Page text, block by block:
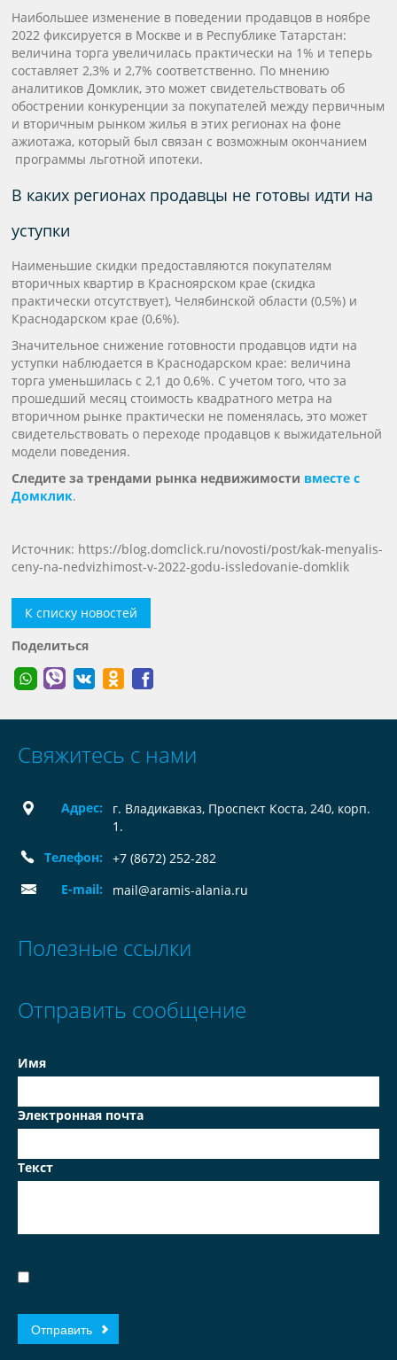
Наибольшее изменение в поведении продавцов в ноябре
2022 фиксируется в Москве и в Республике Татарстан:
величина торга увеличилась практически на 1% и теперь
составляет 2,3% и 2,7% соответственно. По мнению
аналитиков Домклик, это может свидетельствовать об
обострении конкуренции за покупателей между первичным
и вторичным рынком жилья в этих регионах на фоне
ажиотажа, который был связан с возможным окончанием
программы льготной ипотеки.
В каких регионах продавцы не готовы идти на
уступки
Наименьшие скидки предоставляются покупателям
вторичных квартир в Красноярском крае (скидка
практически отсутствует), Челябинской области (0,5%) и
Краснодарском крае (0,6%).
Значительное снижение готовности продавцов идти на
уступки наблюдается в Краснодарском крае: величина
торга уменьшилась с 2,1 до 0,6%. С учетом того, что за
прошедший месяц стоимость квадратного метра на
вторичном рынке практически не поменялась, это может
свидетельствовать о переходе продавцов к выжидательной
модели поведения.
Следите за трендами рынка недвижимости вместе с
Домклик.
Источник: https://blog.domclick.ru/novosti/post/kak-menyalis-
ceny-na-nedvizhimost-v-2022-godu-issledovanie-domklik
К списку новостей
Поделиться
Свяжитесь с нами
Адрес:
г. Владикавказ, Проспект Коста, 240, корп.
1.
Телефон:
+7 (8672) 252-282
E-mail:
mail@aramis-alania.ru
Полезные ссылки
Отправить сообщение
Имя
Электронная почта
Текст